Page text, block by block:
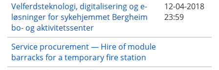
Velferdsteknologi, digitalisering og e-
løsninger for sykehjemmet Bergheim
bo- og aktivitetssenter
12-04-2018
23:59
Service procurement — Hire of module
barracks for a temporary fire station